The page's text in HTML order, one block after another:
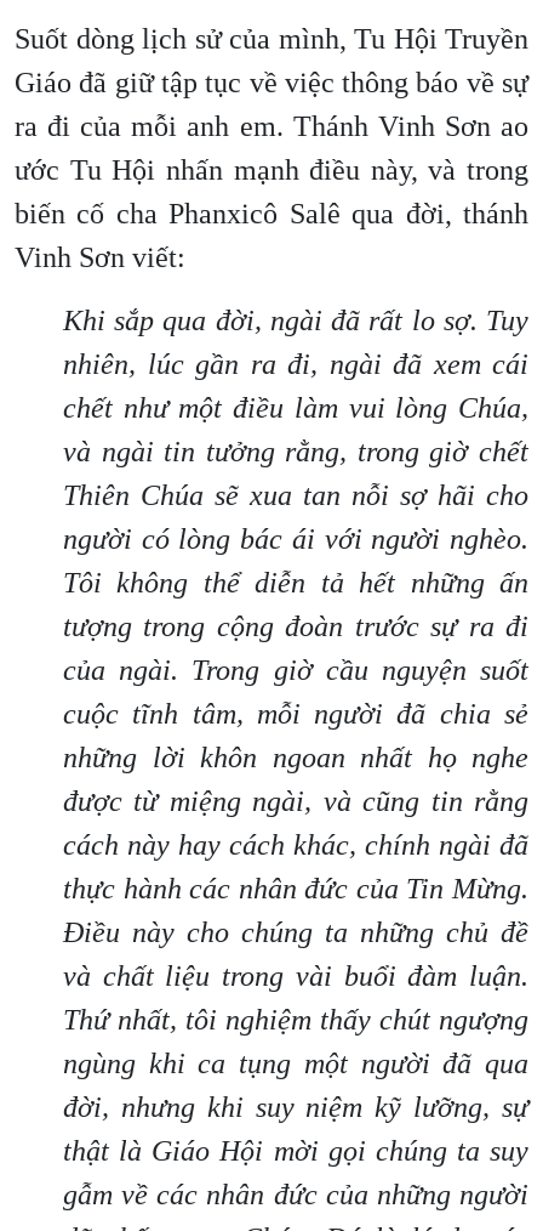
Suốt dòng lịch sử của mình, Tu Hội Truyền
Giáo đã giữ tập tục về việc thông báo về sự
ra đi của mỗi anh em. Thánh Vinh Sơn ao
ước Tu Hội nhấn mạnh điều này, và trong
biến cố cha Phanxicô Salê qua đời, thánh
Vinh Sơn viết:
Khi sắp qua đời, ngài đã rất lo sợ. Tuy
nhiên, lúc gần ra đi, ngài đã xem cái
chết như một điều làm vui lòng Chúa,
và ngài tin tưởng rằng, trong giờ chết
Thiên Chúa sẽ xua tan nỗi sợ hãi cho
người có lòng bác ái với người nghèo.
Tôi không thể diễn tả hết những ấn
tượng trong cộng đoàn trước sự ra đi
của ngài. Trong giờ cầu nguyện suốt
cuộc tĩnh tâm, mỗi người đã chia sẻ
những lời khôn ngoan nhất họ nghe
được từ miệng ngài, và cũng tin rằng
cách này hay cách khác, chính ngài đã
thực hành các nhân đức của Tin Mừng.
Điều này cho chúng ta những chủ đề
và chất liệu trong vài buổi đàm luận.
Thứ nhất, tôi nghiệm thấy chút ngượng
ngùng khi ca tụng một người đã qua
đời, nhưng khi suy niệm kỹ lưỡng, sự
thật là Giáo Hội mời gọi chúng ta suy
gẫm về các nhân đức của những người